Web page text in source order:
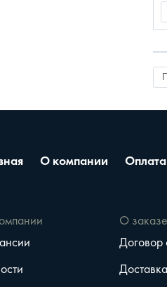
О компании Оплата
О заказе
Договор
Доставка